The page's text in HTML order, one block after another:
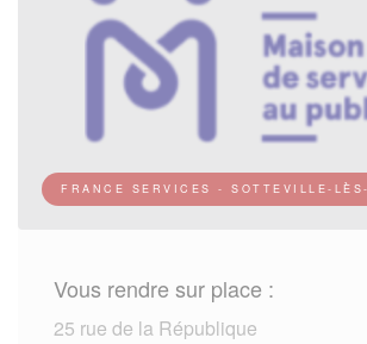
FRANCE SERVICES - SOTTEVILLE-
Vous rendre sur place :
25 rue de la République